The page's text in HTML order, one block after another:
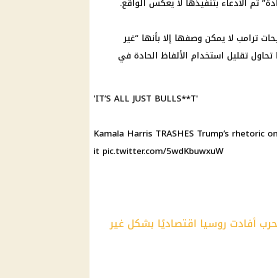
ثم الادعاء بتنفيذها لا يعكس الواقع.
ترامب لا يمكن وصفها إلا بأنها “غير
تقليل استخدام الألفاظ الحادة في
'IT’S ALL JUST BULLS**T'
Kamala Harris TRASHES Trump’s rhetoric
it pic.twitter.com/5wdKbuwxuW
أفادت روسيا اقتصاديًا بشكل غير